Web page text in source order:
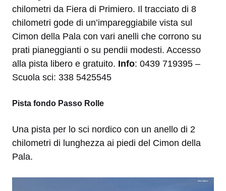
chilometri da Fiera di Primiero. Il tracciato di 8
chilometri gode di un’impareggiabile vista sul
Cimon della Pala con vari anelli che corrono su
prati pianeggianti o su pendii modesti. Accesso
alla pista libero e gratuito. Info: 0439 719395 –
Scuola sci: 338 5425545
Pista fondo Passo Rolle
Una pista per lo sci nordico con un anello di 2
chilometri di lunghezza ai piedi del Cimon della
Pala.